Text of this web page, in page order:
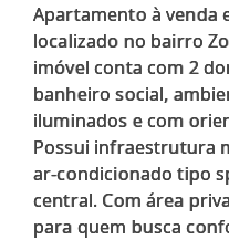
Apartamento à venda
localizado no bairro
imóvel conta com 2
banheiro social,
iluminados e com
Possui infraestrutura
ar-condicionado tipo
central. Com área
para quem busca